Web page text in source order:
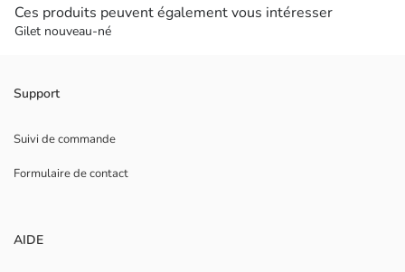
Ces produits peuvent également vous intéresser
Gilet nouveau-né
Support
Suivi de commande
Formulaire de contact
AIDE